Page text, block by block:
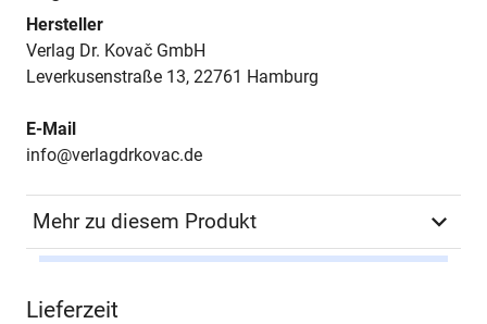
Hersteller
Verlag Dr. Kovač GmbH
Leverkusenstraße 13, 22761 Hamburg
E-Mail
info@verlagdrkovac.de
Mehr zu diesem Produkt
Lieferzeit